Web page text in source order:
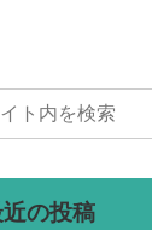
の投稿